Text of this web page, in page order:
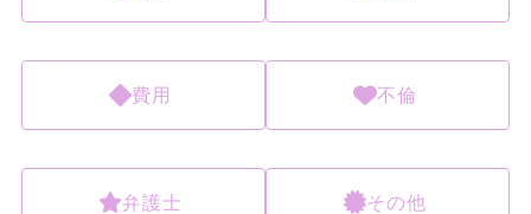
費用 不倫
弁護士 その他